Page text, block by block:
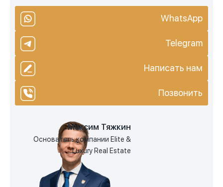
WhatsApp
Telegram
Написать нам
Позвонить
Максим Тяжкин
Основатель компании Elite &
Luxury Real Estate